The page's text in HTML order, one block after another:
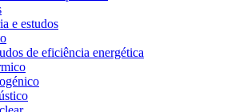
e estudos
de eficiência energética